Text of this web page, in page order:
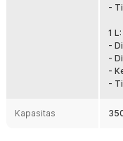
berbagai momen minum
Kelengkapan Produk
Rincian yang Anda
1 x One Two Cups
Stainless Steel - KG70
-
1 L:
-
-
-
-
Kapasitas